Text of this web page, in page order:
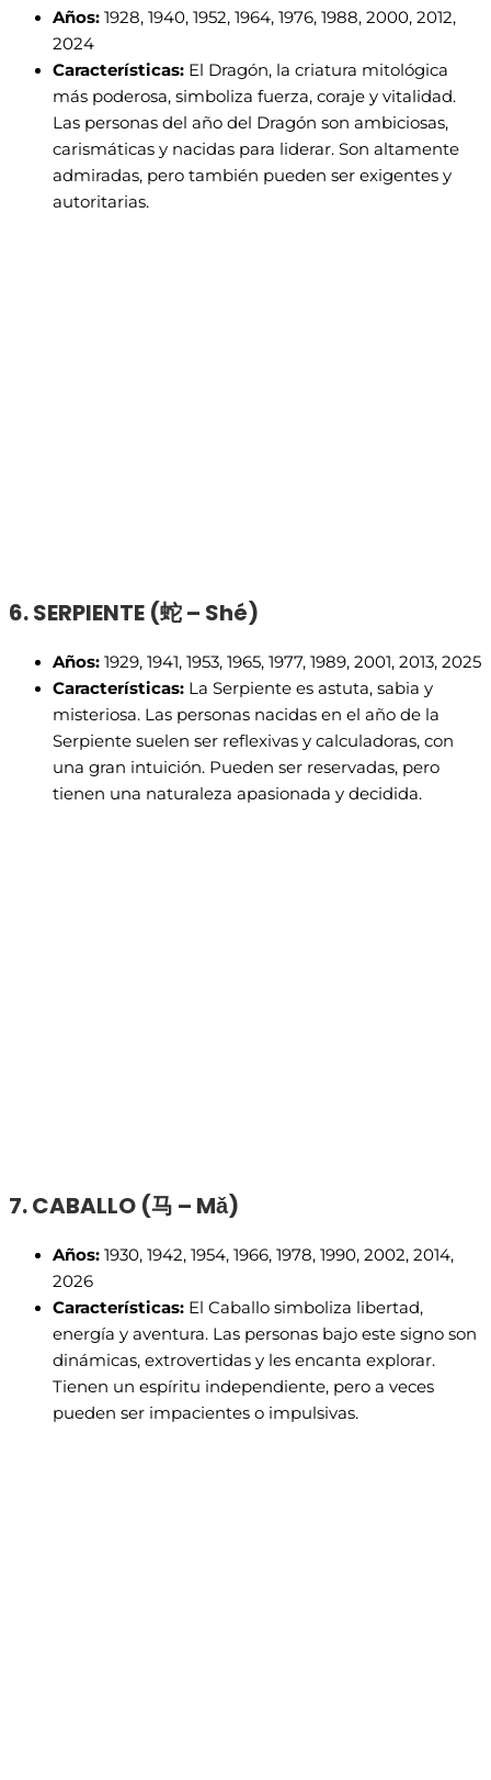
Años: 1928, 1940, 1952, 1964, 1976, 1988, 2000, 2012,
2024
Características: El Dragón, la criatura mitológica
más poderosa, simboliza fuerza, coraje y vitalidad.
Las personas del año del Dragón son ambiciosas,
carismáticas y nacidas para liderar. Son altamente
admiradas, pero también pueden ser exigentes y
autoritarias.
6. SERPIENTE (蛇 – Shé)
Años: 1929, 1941, 1953, 1965, 1977, 1989, 2001, 2013, 2025
Características: La Serpiente es astuta, sabia y
misteriosa. Las personas nacidas en el año de la
Serpiente suelen ser reflexivas y calculadoras, con
una gran intuición. Pueden ser reservadas, pero
tienen una naturaleza apasionada y decidida.
7. CABALLO (马 – Mǎ)
Años: 1930, 1942, 1954, 1966, 1978, 1990, 2002, 2014,
2026
Características: El Caballo simboliza libertad,
energía y aventura. Las personas bajo este signo son
dinámicas, extrovertidas y les encanta explorar.
Tienen un espíritu independiente, pero a veces
pueden ser impacientes o impulsivas.